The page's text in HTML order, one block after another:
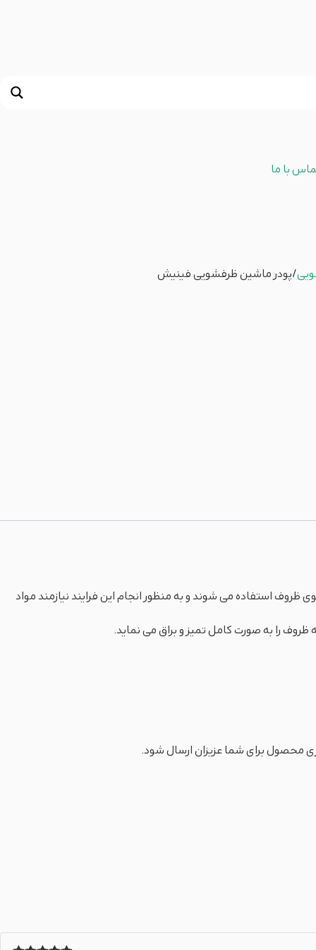
با ما
/ پودر ماشین ظرفشویی فینیش
استفاده می شوند و به منظور انجام این فرایند نیازمند مواد
را به صورت کامل تمیز و براق می نماید.